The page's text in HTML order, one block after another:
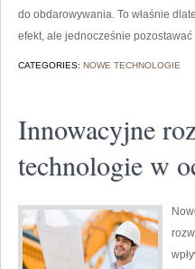
do obdarowywania. To właśnie
efekt, ale jednocześnie
CATEGORIES: NOWE TECHNOLOGIE
Innowacyjne
technologie w